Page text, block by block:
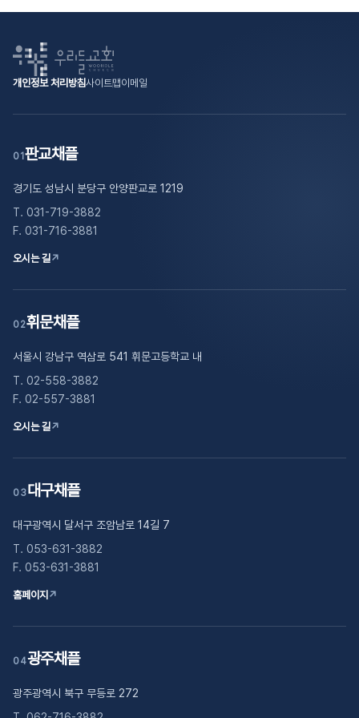
개인정보 처리방침사이트맵이메일
01 판교채플
경기도 성남시 분당구 안양판교로 1219
T. 031-719-3882
F. 031-716-3881
오시는 길↗
02휘문채플
서울시 강남구 역삼로 541 휘문고등학교 내
T. 02-558-3882
F. 02-557-3881
오시는 길↗
03대구채플
대구광역시 달서구 조암남로 14길 7
T. 053-631-3882
F. 053-631-3881
홈페이지 ↗
04광주채플
광주광역시 북구 무등로 272